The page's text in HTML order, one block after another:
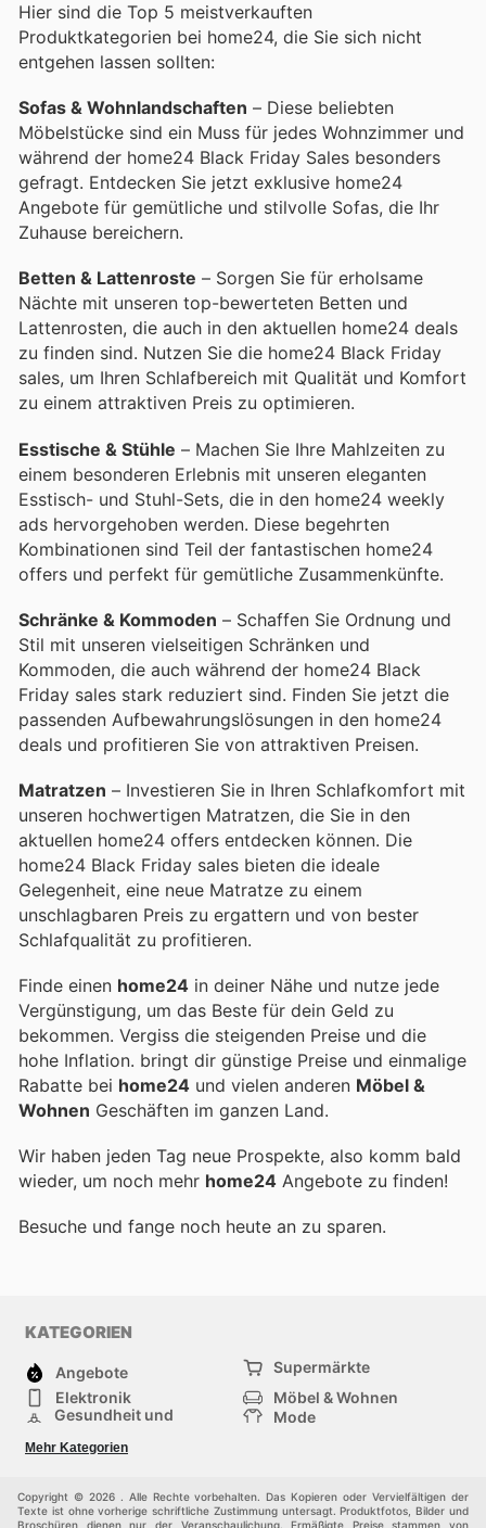
Hier sind die Top 5 meistverkauften
Produktkategorien bei home24, die Sie sich nicht
entgehen lassen sollten:
Sofas & Wohnlandschaften – Diese beliebten
Möbelstücke sind ein Muss für jedes Wohnzimmer und
während der home24 Black Friday Sales besonders
gefragt. Entdecken Sie jetzt exklusive home24
Angebote für gemütliche und stilvolle Sofas, die Ihr
Zuhause bereichern.
Betten & Lattenroste – Sorgen Sie für erholsame
Nächte mit unseren top-bewerteten Betten und
Lattenrosten, die auch in den aktuellen home24 deals
zu finden sind. Nutzen Sie die home24 Black Friday
sales, um Ihren Schlafbereich mit Qualität und Komfort
zu einem attraktiven Preis zu optimieren.
Esstische & Stühle – Machen Sie Ihre Mahlzeiten zu
einem besonderen Erlebnis mit unseren eleganten
Esstisch- und Stuhl-Sets, die in den home24 weekly
ads hervorgehoben werden. Diese begehrten
Kombinationen sind Teil der fantastischen home24
offers und perfekt für gemütliche Zusammenkünfte.
Schränke & Kommoden – Schaffen Sie Ordnung und
Stil mit unseren vielseitigen Schränken und
Kommoden, die auch während der home24 Black
Friday sales stark reduziert sind. Finden Sie jetzt die
passenden Aufbewahrungslösungen in den home24
deals und profitieren Sie von attraktiven Preisen.
Matratzen – Investieren Sie in Ihren Schlafkomfort mit
unseren hochwertigen Matratzen, die Sie in den
aktuellen home24 offers entdecken können. Die
home24 Black Friday sales bieten die ideale
Gelegenheit, eine neue Matratze zu einem
unschlagbaren Preis zu ergattern und von bester
Schlafqualität zu profitieren.
Finde einen home24 in deiner Nähe und nutze jede
Vergünstigung, um das Beste für dein Geld zu
bekommen. Vergiss die steigenden Preise und die
hohe Inflation. bringt dir günstige Preise und einmalige
Rabatte bei home24 und vielen anderen Möbel &
Wohnen Geschäften im ganzen Land.
Wir haben jeden Tag neue Prospekte, also komm bald
wieder, um noch mehr home24 Angebote zu finden!
Besuche und fange noch heute an zu sparen.
KATEGORIEN
Angebote
Supermärkte
Elektronik
Möbel & Wohnen
Gesundheit und
Mode
Sportartikel und
Sportbekleidung
Einkaufzentren
Andere
Mehr Kategorien
Copyright © 2026 . Alle Rechte vorbehalten. Das Kopieren oder Vervielfältigen der
Texte ist ohne vorherige schriftliche Zustimmung untersagt. Produktfotos, Bilder und
Broschüren dienen nur der Veranschaulichung. Ermäßigte Preise stammen von